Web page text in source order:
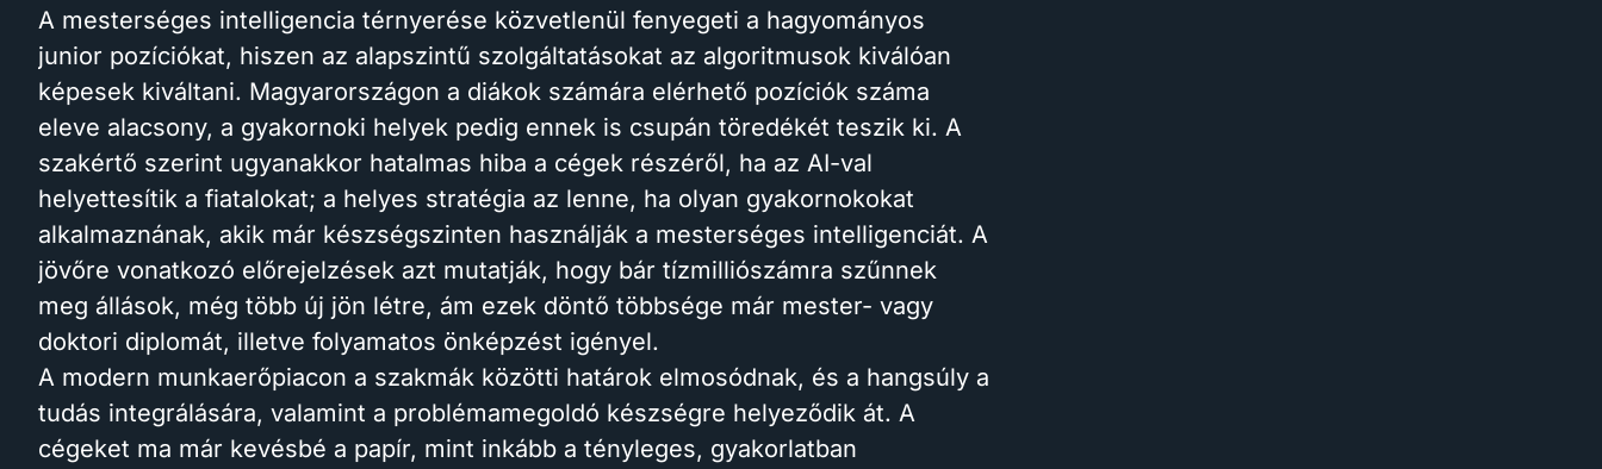
A mesterséges intelligencia térnyerése közvetlenül fenyegeti a hagyományos
junior pozíciókat, hiszen az alapszintű szolgáltatásokat az algoritmusok kiválóan
képesek kiváltani. Magyarországon a diákok számára elérhető pozíciók száma
eleve alacsony, a gyakornoki helyek pedig ennek is csupán töredékét teszik ki. A
szakértő szerint ugyanakkor hatalmas hiba a cégek részéről, ha az AI-val
helyettesítik a fiatalokat; a helyes stratégia az lenne, ha olyan gyakornokokat
alkalmaznának, akik már készségszinten használják a mesterséges intelligenciát. A
jövőre vonatkozó előrejelzések azt mutatják, hogy bár tízmilliószámra szűnnek
meg állások, még több új jön létre, ám ezek döntő többsége már mester- vagy
doktori diplomát, illetve folyamatos önképzést igényel.
A modern munkaerőpiacon a szakmák közötti határok elmosódnak, és a hangsúly a
tudás integrálására, valamint a problémamegoldó készségre helyeződik át. A
cégeket ma már kevésbé a papír, mint inkább a tényleges, gyakorlatban